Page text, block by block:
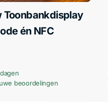
Toonbankdisplay
én NFC
beoordelingen